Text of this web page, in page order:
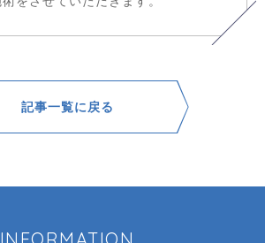
記事一覧に戻る